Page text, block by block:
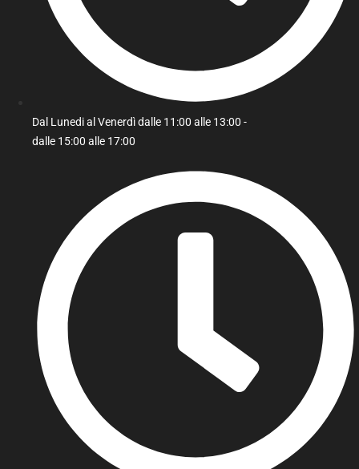
Dal Lunedi al Venerdì dalle 11:00 alle 13:00 -
dalle 15:00 alle 17:00